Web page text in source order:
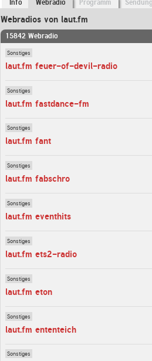
Info Webradio Programm
Webradios von laut.fm
15842 Webradio
Sonstiges
laut.fm feuer-of-devil-radio
Sonstiges
laut.fm fastdance-fm
Sonstiges
laut.fm fant
Sonstiges
laut.fm fabschro
Sonstiges
laut.fm eventhits
Sonstiges
laut.fm ets2-radio
Sonstiges
laut.fm eton
Sonstiges
laut.fm ententeich
Sonstiges